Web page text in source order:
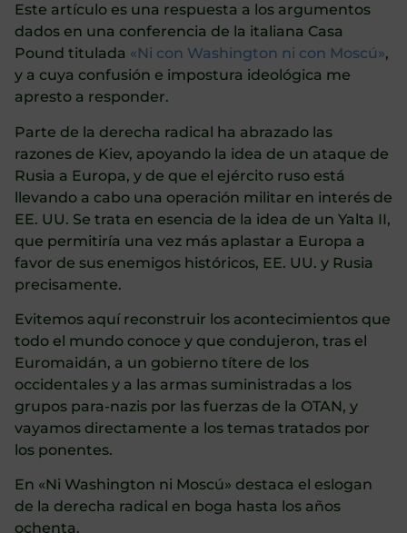
Este artículo es una respuesta a los argumentos
dados en una conferencia de la italiana Casa
Pound titulada «Ni con Washington ni con Moscú»,
y a cuya confusión e impostura ideológica me
apresto a responder.
Parte de la derecha radical ha abrazado las
razones de Kiev, apoyando la idea de un ataque de
Rusia a Europa, y de que el ejército ruso está
llevando a cabo una operación militar en interés de
EE. UU. Se trata en esencia de la idea de un Yalta II,
que permitiría una vez más aplastar a Europa a
favor de sus enemigos históricos, EE. UU. y Rusia
precisamente.
Evitemos aquí reconstruir los acontecimientos que
todo el mundo conoce y que condujeron, tras el
Euromaidán, a un gobierno títere de los
occidentales y a las armas suministradas a los
grupos para-nazis por las fuerzas de la OTAN, y
vayamos directamente a los temas tratados por
los ponentes.
En «Ni Washington ni Moscú» destaca el eslogan
de la derecha radical en boga hasta los años
ochenta.